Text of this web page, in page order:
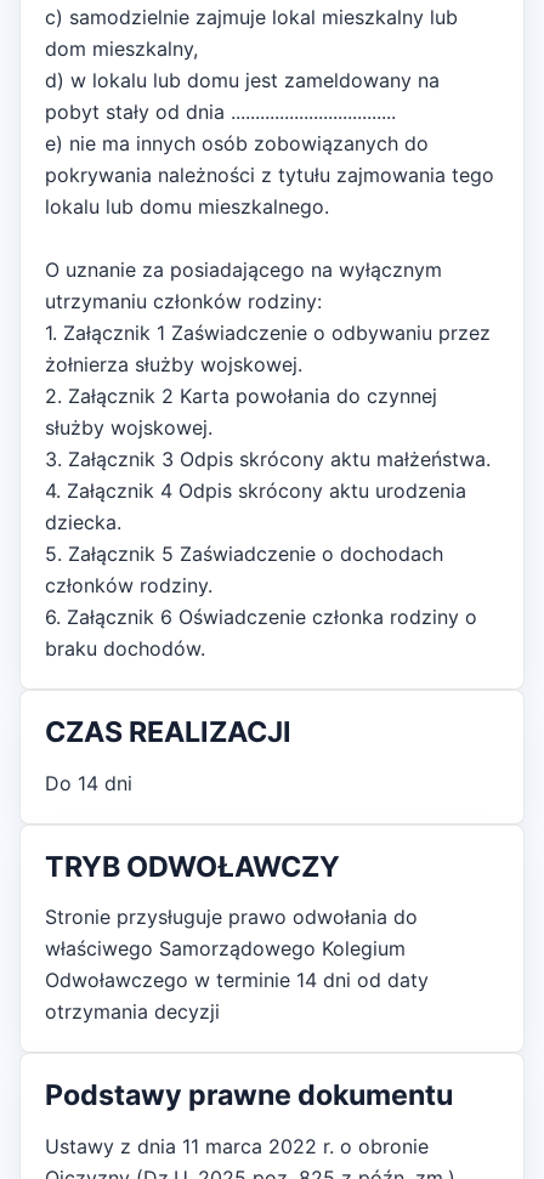
c) samodzielnie zajmuje lokal mieszkalny lub
dom mieszkalny,
d) w lokalu lub domu jest zameldowany na
pobyt stały od dnia ..................................
e) nie ma innych osób zobowiązanych do
pokrywania należności z tytułu zajmowania tego
lokalu lub domu mieszkalnego.
O uznanie za posiadającego na wyłącznym
utrzymaniu członków rodziny:
1. Załącznik 1 Zaświadczenie o odbywaniu przez
żołnierza służby wojskowej.
2. Załącznik 2 Karta powołania do czynnej
służby wojskowej.
3. Załącznik 3 Odpis skrócony aktu małżeństwa.
4. Załącznik 4 Odpis skrócony aktu urodzenia
dziecka.
5. Załącznik 5 Zaświadczenie o dochodach
członków rodziny.
6. Załącznik 6 Oświadczenie członka rodziny o
braku dochodów.
CZAS REALIZACJI
Do 14 dni
TRYB ODWOŁAWCZY
Stronie przysługuje prawo odwołania do
właściwego Samorządowego Kolegium
Odwoławczego w terminie 14 dni od daty
otrzymania decyzji
Podstawy prawne dokumentu
Ustawy z dnia 11 marca 2022 r. o obronie